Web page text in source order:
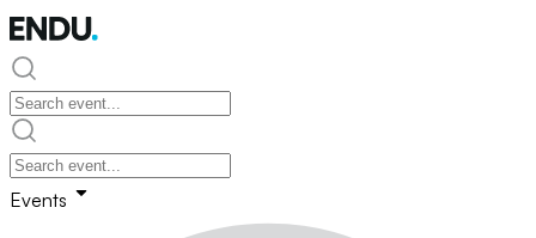
Events